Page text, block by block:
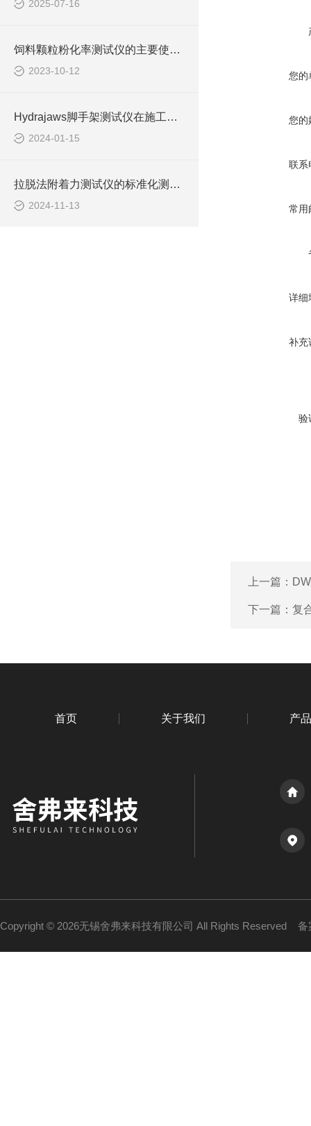
2025-07-16
饲料颗粒粉化率测试仪的主要使用说明
2023-10-12
Hydrajaws脚手架测试仪在施工现场安全管理中的作用
2024-01-15
拉脱法附着力测试仪的标准化测试流程与结果分析
2024-11-13
您的
您的
联系
常用
详细
补充
验
上一篇：
下一篇： 复
首页 关于我们 产
Copyright © 2026无锡舍弗来科技有限公司 All Rights Reserved 备